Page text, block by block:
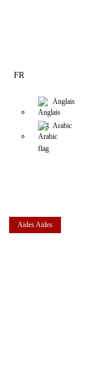
FR
Anglais
Arabic
AidesAides